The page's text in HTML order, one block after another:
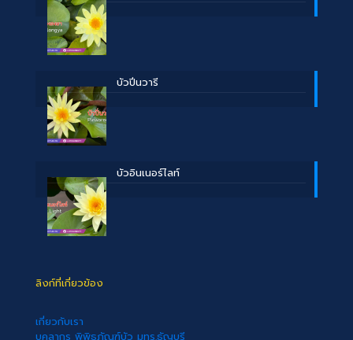
บัวปิ่นวารี
บัวอินเนอร์ไลท์
ลิงก์ที่เกี่ยวข้อง
เกี่ยวกับเรา
บุคลากร พิพิธภัณฑ์บัว มทร.ธัญบุรี